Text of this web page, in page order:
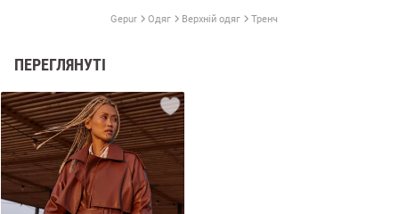
Gepur Одяг Верхній одяг Тренч
ПЕРЕГЛЯНУТІ